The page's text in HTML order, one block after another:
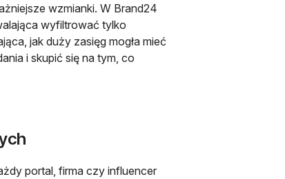
wzmianki. W Brand24
wyfiltrować tylko
jak duży zasięg mogła mieć
i skupić się na tym, co
się w nowej karcie
portal, firma czy influencer